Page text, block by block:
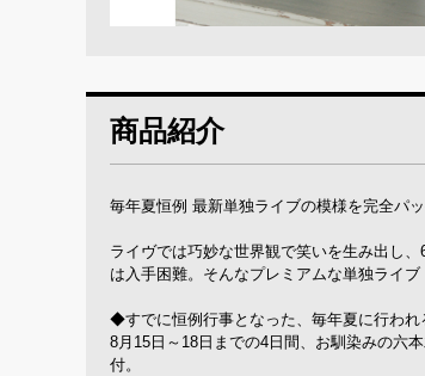
商品紹介
毎年夏恒例 最新単独ライブの模様を完全パ
ライヴでは巧妙な世界観で笑いを生み出し
は入手困難。そんなプレミアムな単独ライ
◆すでに恒例行事となった、毎年夏に行われ
8月15日～18日までの4日間、お馴染みの六
付。